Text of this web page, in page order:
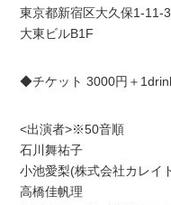
東京都新宿区大久保1-11-3
大東ビルB1F
◆チケット 3000円＋
<出演者>※50音順
石川舞祐子
小池愛梨(株式会社カレイ
高橋佳帆理